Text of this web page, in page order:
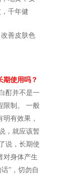
千年健
善皮肤色
期使用吗？
酊并不是一
限制。 一般
有效果，
，就应该暂
说，长期使
对身体产生
”，切勿自